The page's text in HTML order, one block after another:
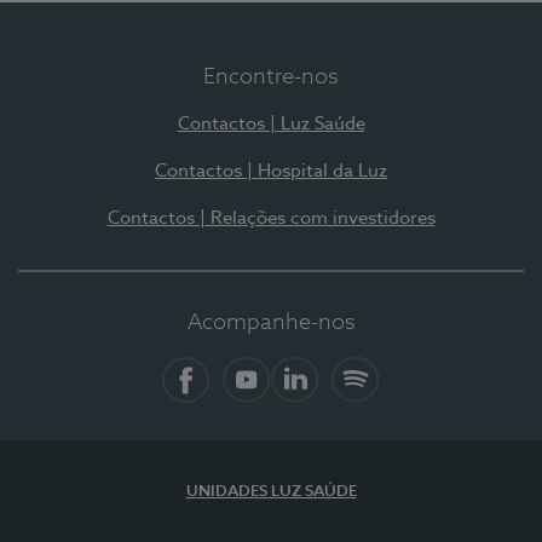
Encontre-nos
Contactos | Luz Saúde
Contactos | Hospital da Luz
Contactos | Relações com investidores
Acompanhe-nos
UNIDADES LUZ SAÚDE